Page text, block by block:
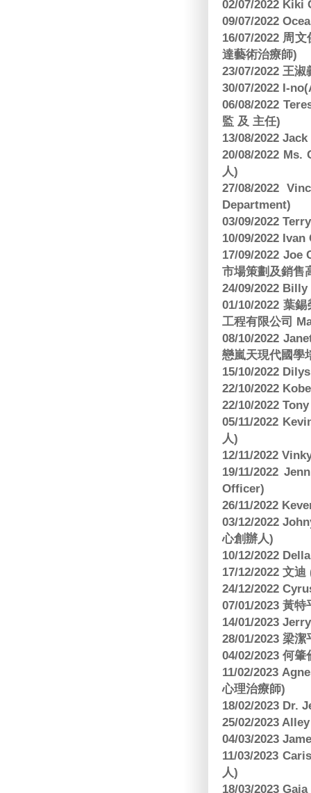
02/07/2022 Kiki
09/07/2022
16/07/2022 周
達藝術治療師)
23/07/2022 王
30/07/2022 I-
06/08/2022
監 及 主任)
13/08/2022
20/08/2022
人)
27/08/2022
Department)
03/09/2022
10/09/2022
17/09/2022
市場策劃及銷售
24/09/2022
01/10/2022 葉
工程有限公司
08/10/2022
戀嵐天現代國學
15/10/2022
22/10/2022
22/10/2022
05/11/2022
人)
12/11/2022
19/11/2022
Officer)
26/11/2022
03/12/2022
心創辦人)
10/12/2022
17/12/2022 文
24/12/2022
07/01/2023 黃
14/01/2023
28/01/2023 梁
04/02/2023 何
11/02/2023
心理治療師)
18/02/2023 Dr.
25/02/2023
04/03/2023
11/03/2023
人)
18/03/2023